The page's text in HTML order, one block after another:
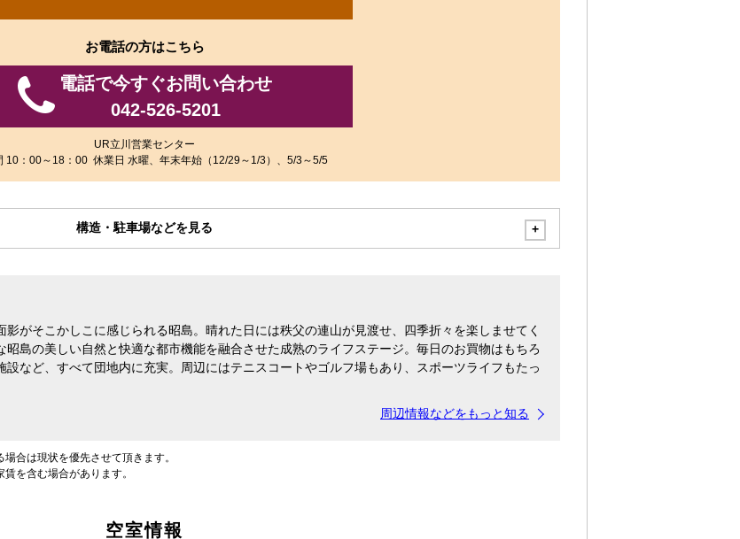
お電話の方はこちら
電話で今すぐお問い合わせ
042-526-5201
UR立川営業センター
10：00～18：00 休業日 水曜、年末年始（12/29～1/3）、5/3～5/5
構造・駐車場などを見る
がそこかしこに感じられる昭島。晴れた日には秩父の連山が見渡せ、四季折々を楽しませてく
島の美しい自然と快適な都市機能を融合させた成熟のライフステージ。毎日のお買物はもちろ
など、すべて団地内に充実。周辺にはテニスコートやゴルフ場もあり、スポーツライフもたっ
周辺情報などをもっと知る
合は現状を優先させて頂きます。
を含む場合があります。
空室情報